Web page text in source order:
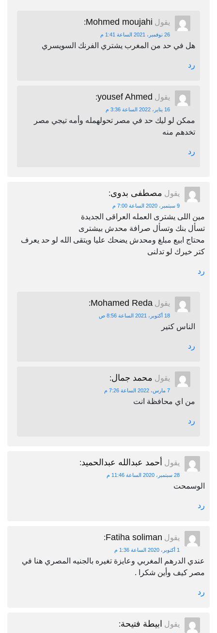
يقول Mohmed moujahi
:
26 نوفمبر، 2021 الساعة 1:41 م
هل في حد من المغرب يشتري الفرنك السويسري
رد
يقول yousef Ahmed
:
16 يناير، 2022 الساعة 3:36 م
ممكن لو ليك حد في مصر تحولهمله وأمه تيجي مصر
تخدهم منه
رد
يقول مصطفى بدوى:
9 سبتمبر، 2020 الساعة 7:00 م
مين اللى يشترى العمله العراقى الجديدة
تسأل بنك وتسأل صرافة محدش بيشترى
محتاج ابيع مبلغ ومحدش يضحك عليا ويتقى الله لو حد يعرف
كتر خيرك لو تدلنى
رد
يقول Mohamed Reda
:
18 أكتوبر، 2021 الساعة 8:56 ص
الناس كتير
رد
يقول محمد جمال:
7 مارس، 2022 الساعة 7:26 م
من اي محافظة انت
رد
يقول أحمد عبدالله عبدالحميد:
28 سبتمبر، 2020 الساعة 11:46 م
الوسمحت
رد
يقول Fatiha soliman
:
1 أكتوبر، 2020 الساعة 1:36 م
عندي الدرهم المغربي وعايزة تغيره بالجنيه المصري هنا في
مصر كيف وأين شكرا .
رد
يقول ابيطة فتيحة: